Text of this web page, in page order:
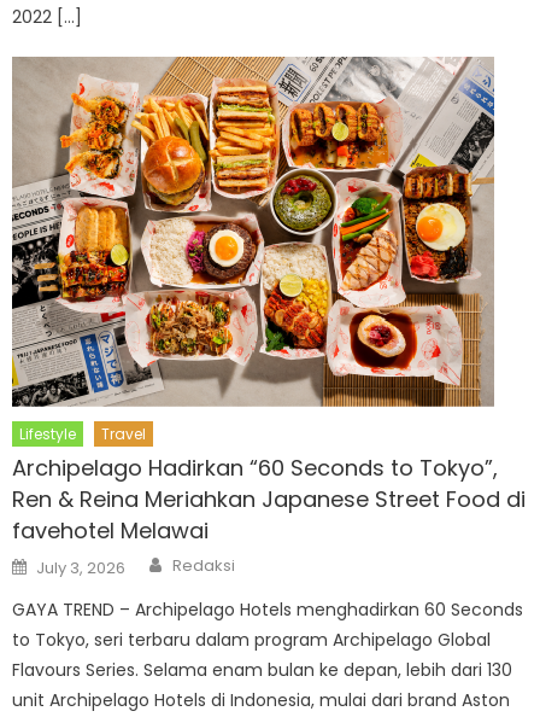
2022 […]
Lifestyle Travel
Archipelago Hadirkan “60 Seconds to Tokyo”,
Ren & Reina Meriahkan Japanese Street Food di
favehotel Melawai
Posted
on
July 3, 2026 Author
Redaksi
GAYA TREND – Archipelago Hotels menghadirkan 60 Seconds
to Tokyo, seri terbaru dalam program Archipelago Global
Flavours Series. Selama enam bulan ke depan, lebih dari 130
unit Archipelago Hotels di Indonesia, mulai dari brand Aston